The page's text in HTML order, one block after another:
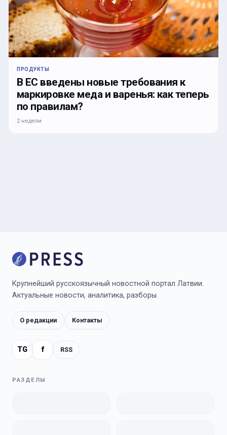
ПРОДУКТЫ
В ЕС введены новые требования к
маркировке меда и варенья: как теперь
по правилам?
2 недели
Крупнейший русскоязычный новостной портал Латвии.
Актуальные новости, аналитика, разборы.
О редакции Контакты
TG f RSS
РАЗДЕЛЫ